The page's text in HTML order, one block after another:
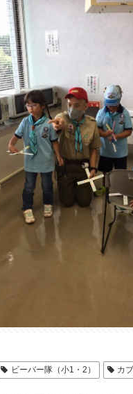
ビーバー隊（小1・2） カ